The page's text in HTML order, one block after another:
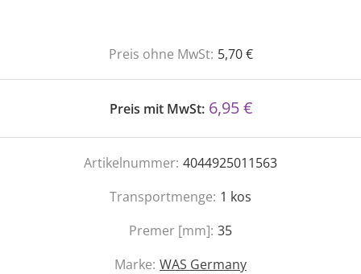
Preis ohne MwSt: 5,70 €
Preis mit MwSt: 6,95 €
Artikelnummer: 4044925011563
Transportmenge: 1 kos
Premer [mm]: 35
Marke: WAS Germany